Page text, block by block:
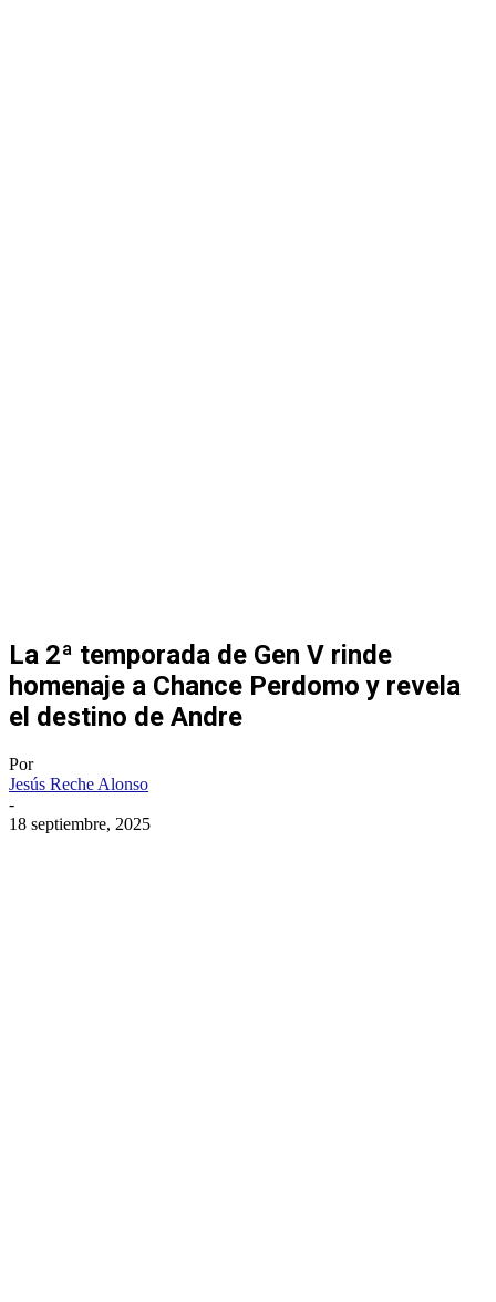
La 2ª temporada de Gen V rinde
homenaje a Chance Perdomo y revela
el destino de Andre
Por
Jesús Reche Alonso
-
18 septiembre, 2025